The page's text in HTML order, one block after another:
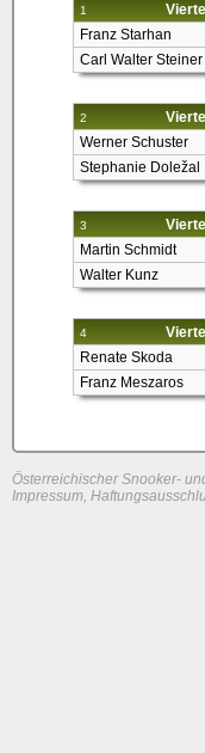
1
Franz Starhan
Carl Walter Steiner
2
Werner Schuster
Stephanie Doležal
3
Martin Schmidt
Walter Kunz
4
Renate Skoda
Franz Meszaros
Österreichischer Snooker-
Impressum,